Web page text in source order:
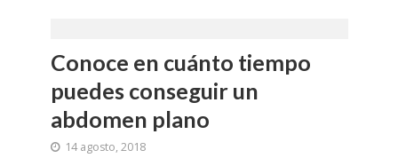
Conoce en cuánto tiempo
puedes conseguir un
abdomen plano
14 agosto, 2018